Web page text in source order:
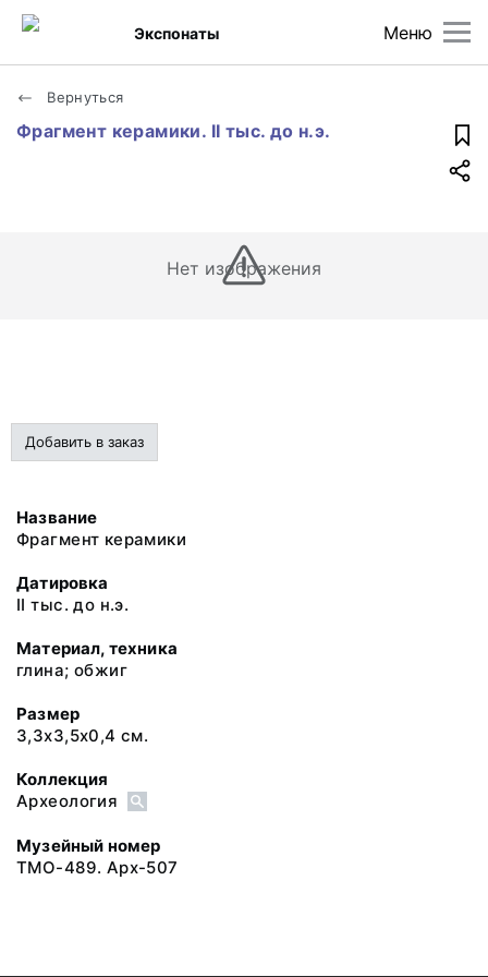
Меню
Экспонаты
Вернуться
Фрагмент керамики. II тыс. до н.э.
Нет изображения
Добавить в заказ
Название
Фрагмент керамики
Датировка
II тыс. до н.э.
Материал, техника
глина; обжиг
Размер
3,3х3,5х0,4 см.
Коллекция
Археология
Музейный номер
ТМО-489. Арх-507